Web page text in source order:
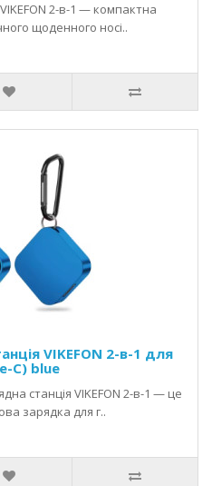
2-в-1 — компактна
щоденного носі..
VIKEFON 2-в-1 для
C) blue
станція VIKEFON 2-в-1 — це
зарядка для г..